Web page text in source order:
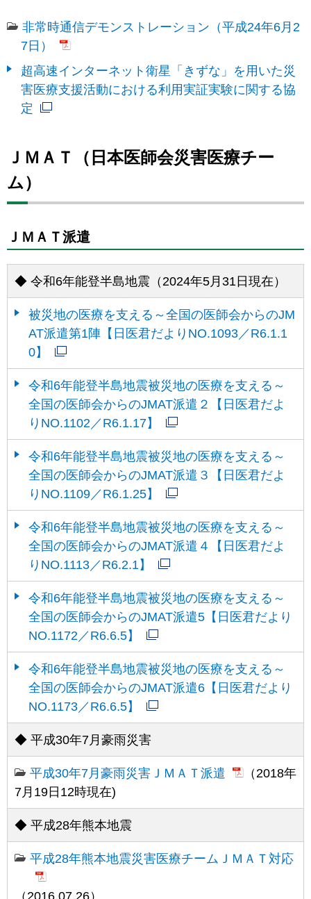
非常時通信デモンストレーション（平成24年6月2
7日）
超高速インターネット衛星「きずな」を用いた災
害医療支援活動における利用実証実験に関する協
定
ＪＭＡＴ（日本医師会災害医療チー
ム）
ＪＭＡＴ派遣
◆ 令和6年能登半島地震（2024年5月31日現在）
被災地の医療を支える～全国の医師会からのJM
AT派遣第1陣【日医君だよりNO.1093／R6.1.1
0】
令和6年能登半島地震被災地の医療を支える～
全国の医師会からのJMAT派遣２【日医君だよ
りNO.1102／R6.1.17】
令和6年能登半島地震被災地の医療を支える～
全国の医師会からのJMAT派遣３【日医君だよ
りNO.1109／R6.1.25】
令和6年能登半島地震被災地の医療を支える～
全国の医師会からのJMAT派遣４【日医君だよ
りNO.1113／R6.2.1】
令和6年能登半島地震被災地の医療を支える～
全国の医師会からのJMAT派遣5【日医君だより
NO.1172／R6.6.5】
令和6年能登半島地震被災地の医療を支える～
全国の医師会からのJMAT派遣6【日医君だより
NO.1173／R6.6.5】
◆ 平成30年7月豪雨災害
平成30年7月豪雨災害ＪＭＡＴ派遣
（2018年
7月19日12時現在)
◆ 平成28年熊本地震
平成28年熊本地震災害医療チームＪＭＡＴ対応
（2016.07.26）